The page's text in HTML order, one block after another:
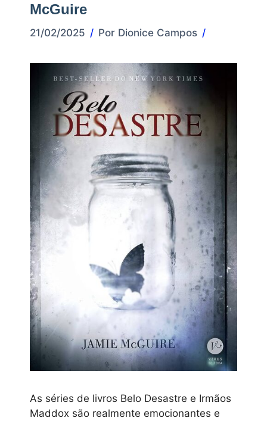
McGuire
21/02/2025 Por Dionice Campos
As séries de livros Belo Desastre e Irmãos
Maddox são realmente emocionantes e